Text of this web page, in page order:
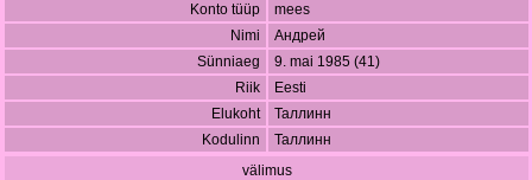
Konto tüüp
mees
Nimi
Андрей
Sünniaeg
9. mai 1985 (41)
Riik
Eesti
Elukoht
Таллинн
Kodulinn
Таллинн
välimus